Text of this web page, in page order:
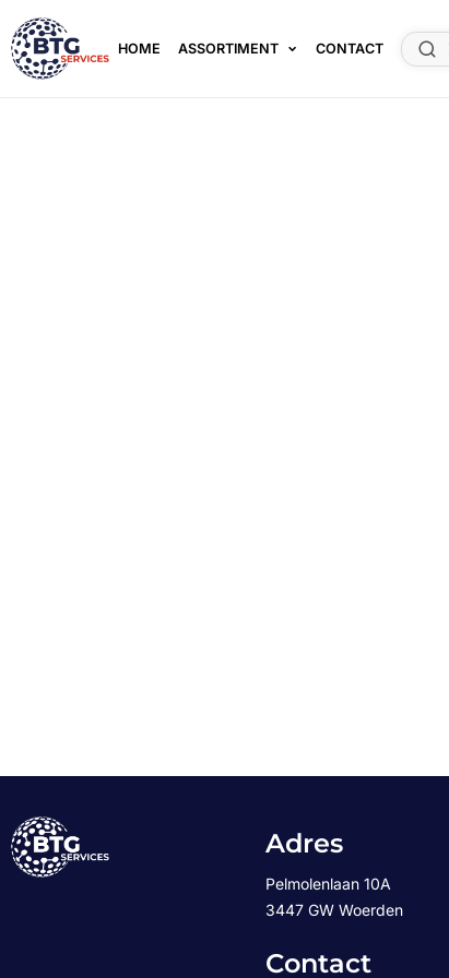
HOME ASSORTIMENT CONTACT
Adres
Pelmolenlaan 10A
3447 GW Woerden
Contact